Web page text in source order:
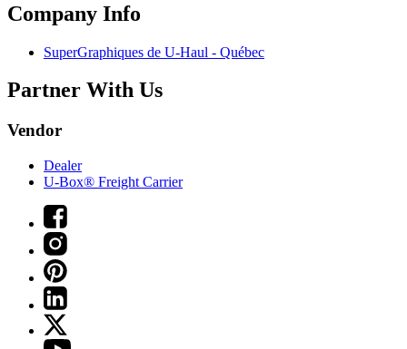
Company Info
SuperGraphiques de U-Haul - Québec
Partner With Us
Vendor
Dealer
U-Box® Freight Carrier